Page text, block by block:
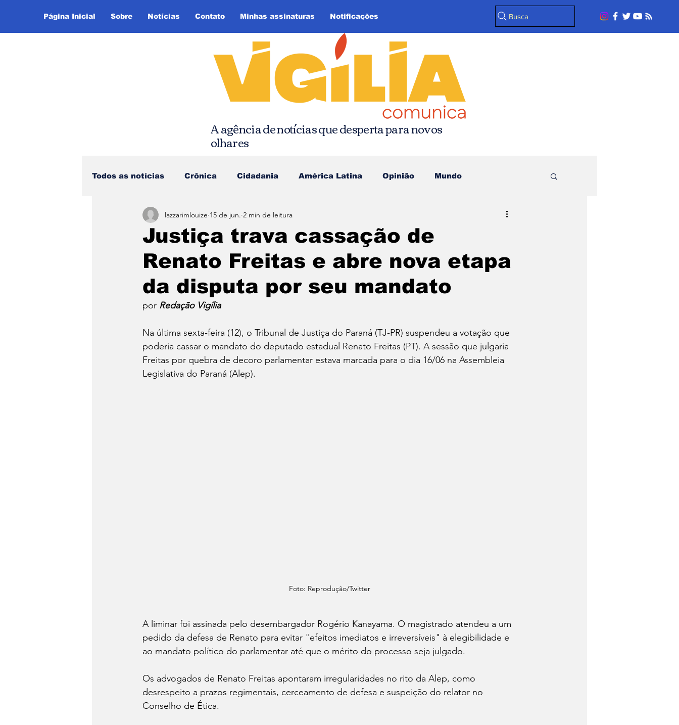
Página Inicial Sobre Notícias Contato Minhas assinaturas Notificações Busca
A agência de notícias que desperta para novos
olhares
Todos as notícias Crônica Cidadania América Latina Opinião Mundo
Dica de Leitura Notícias da Quebrada
Emergência Climática Política Educação Cotidiano Cidades Trabalhadores
Saúde Reportagem Especial
Qual é a sua luta? Crônica Cultura Moradia Especial Opinião Economia
Religião Polícia povos
Justiça trava cassação de
Renato Freitas e abre nova etapa
da disputa por seu mandato
lazzarimlouize 15 de jun. 2 min de leitura
por Redação Vigília
Na última sexta-feira (12), o Tribunal de Justiça do Paraná (TJ-PR) suspendeu a votação que
poderia cassar o mandato do deputado estadual Renato Freitas (PT). A sessão que julgaria
Freitas por quebra de decoro parlamentar estava marcada para o dia 16/06 na Assembleia
Legislativa do Paraná (Alep).
Foto: Reprodução/Twitter
A liminar foi assinada pelo desembargador Rogério Kanayama. O magistrado atendeu a um
pedido da defesa de Renato para evitar "efeitos imediatos e irreversíveis" à elegibilidade e
ao mandato político do parlamentar até que o mérito do processo seja julgado.
Os advogados de Renato Freitas apontaram irregularidades no rito da Alep, como
desrespeito a prazos regimentais, cerceamento de defesa e suspeição do relator no
Conselho de Ética.